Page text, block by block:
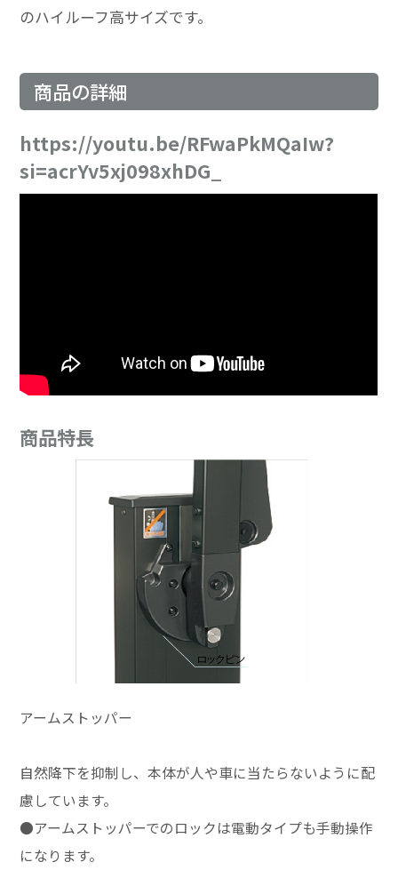
のハイルーフ高サイズです。
商品の詳細
https://youtu.be/RFwaPkMQaIw?
si=acrYv5xj098xhDG_
商品特長
アームストッパー
自然降下を抑制し、本体が人や車に当たらないように配
慮しています。
●アームストッパーでのロックは電動タイプも手動操作
になります。